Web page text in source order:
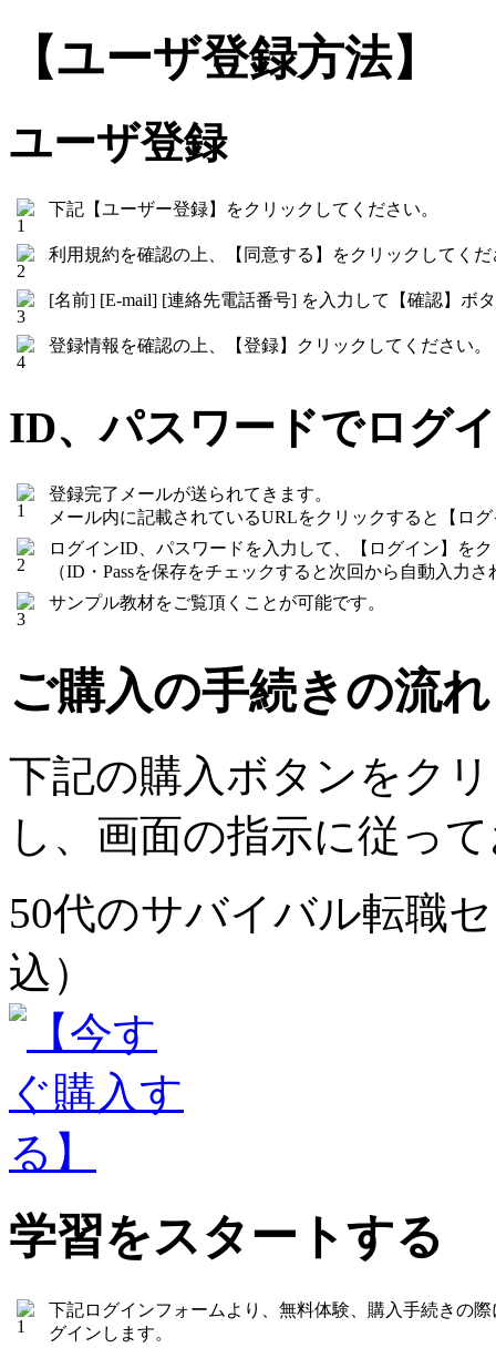
【ユーザ登録方法】
ユーザ登録
下記【ユーザー登録】をクリックしてください。
利用規約を確認の上、【同意する】をクリックしてくだ
[名前] [E-mail] [連絡先電話番号] を入力して【確認】ボ
登録情報を確認の上、【登録】クリックしてください。
ID、パスワードでログ
登録完了メールが送られてきます。
メール内に記載されているURLをクリックすると【ロ
ログインID、パスワードを入力して、【ログイン】を
（ID・Passを保存をチェックすると次回から自動入力さ
サンプル教材をご覧頂くことが可能です。
ご購入の手続きの流れ
下記の購入ボタンをク
し、画面の指示に従っ
50代のサバイバル転職
込）
学習をスタートする
下記ログインフォームより、無料体験、購入手続きの
グインします。